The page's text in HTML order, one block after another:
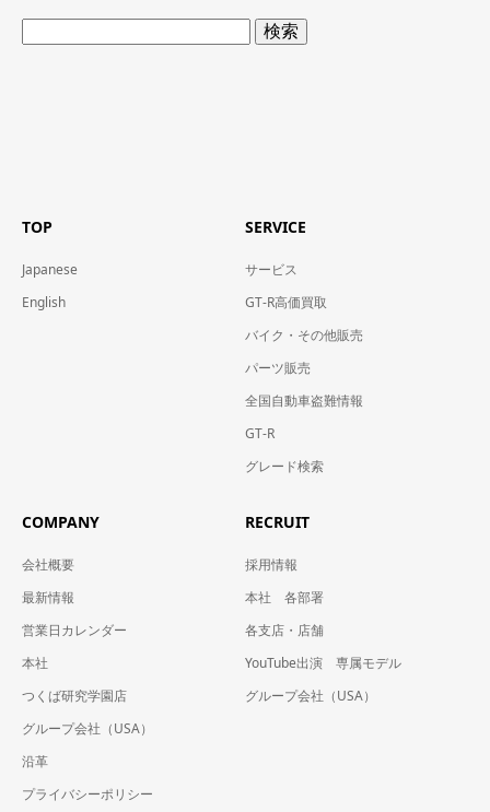
検
索:
TOP
Japanese
English
SERVICE
サービス
GT-R高価買取
バイク・その他販売
パーツ販売
全国自動車盗難情報
GT-R
グレード検索
COMPANY
会社概要
最新情報
営業日カレンダー
本社
つくば研究学園店
グループ会社（USA）
沿革
プライバシーポリシー
RECRUIT
採用情報
本社 各部署
各支店・店舗
YouTube出演 専属モデル
グループ会社（USA）